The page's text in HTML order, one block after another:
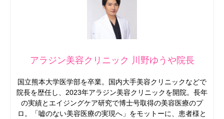
アラジン美容クリニック 川野ゆうや院長
国立熊本大学医学部を卒業。国内大手美容クリニックなどで
院長を歴任し、2023年アラジン美容クリニックを開院。長年
の実績とエイジングケア研究で博士号取得の美容医療のプ
ロ。「嘘のない美容医療の実現へ」をモットーに、患者様と